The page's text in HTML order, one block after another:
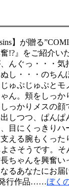
】が贈る
!?』をご紹介い
んぐっ・・・気
し・・・のちん
ゅぷじゅぷとモ
ん。頬をしっか
っかりメスの顔
しつつ、ぱんぱ
目にくっきりハ
える腕もくった
さそうです。そ
ちゃんを興奮い
るあなたにお届
発行作品……ぼく